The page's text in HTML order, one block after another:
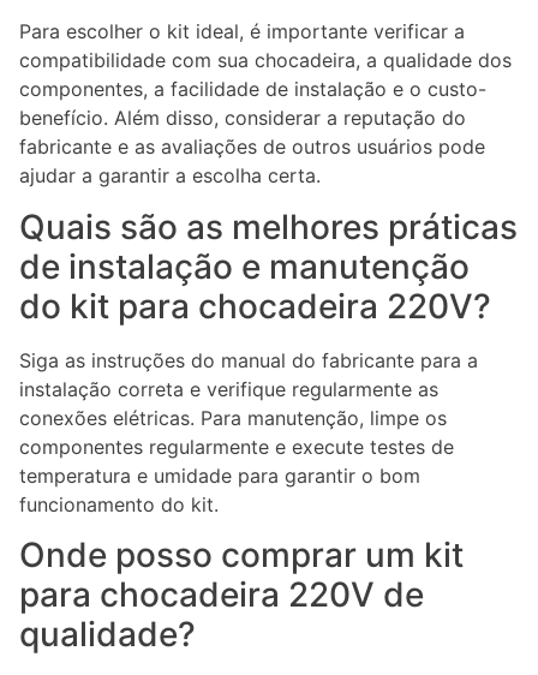
Para escolher o kit ideal, é importante verificar a
compatibilidade com sua chocadeira, a qualidade dos
componentes, a facilidade de instalação e o custo-
benefício. Além disso, considerar a reputação do
fabricante e as avaliações de outros usuários pode
ajudar a garantir a escolha certa.
Quais são as melhores práticas
de instalação e manutenção
do kit para chocadeira 220V?
Siga as instruções do manual do fabricante para a
instalação correta e verifique regularmente as
conexões elétricas. Para manutenção, limpe os
componentes regularmente e execute testes de
temperatura e umidade para garantir o bom
funcionamento do kit.
Onde posso comprar um kit
para chocadeira 220V de
qualidade?